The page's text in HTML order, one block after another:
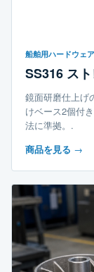
船舶用ハードウェ
SS316 ス
鏡面研磨仕上げ
けベース2個付
法に準拠。.
商品を見る →